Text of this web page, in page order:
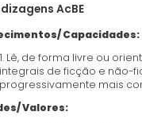
AcBE
Capacidades:
1. Lê, de forma livre ou
integrais de ficção e não-
progressivamente mais
Valores: